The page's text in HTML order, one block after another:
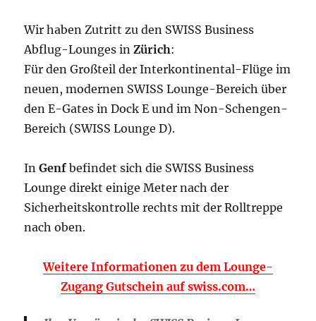
Wir haben Zutritt zu den SWISS Business
Abflug-Lounges inZürich:
Für den Großteil der Interkontinental-Flüge im
neuen, modernen SWISS Lounge-Bereich über
den E-Gates in Dock E und im Non-Schengen-
Bereich (SWISS Lounge D).
InGenf befindet sich die SWISS Business
Lounge direkt einige Meter nach der
Sicherheitskontrolle rechts mit der Rolltreppe
nach oben.
Weitere Informationen zu dem Lounge-
Zugang Gutschein auf swiss.com…